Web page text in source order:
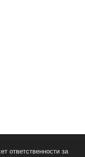
ответственности за